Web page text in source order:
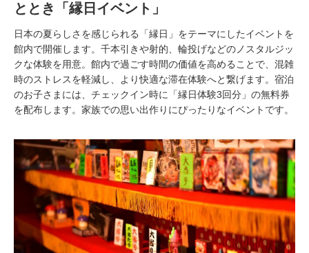
ととき「縁日イベント」
日本の夏らしさを感じられる「縁日」をテーマにしたイベントを
館内で開催します。千本引きや射的、輪投げなどのノスタルジッ
クな体験を用意。館内で過ごす時間の価値を高めることで、混雑
時のストレスを軽減し、より快適な滞在体験へと繋げます。宿泊
のお子さまには、チェックイン時に「縁日体験3回分」の無料券
を配布します。家族での思い出作りにぴったりなイベントです。